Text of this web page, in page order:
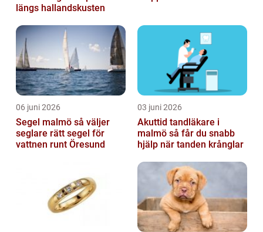
längs hallandskusten
06 juni 2026
Segel malmö så väljer
seglare rätt segel för
vattnen runt Öresund
03 juni 2026
Akuttid tandläkare i
malmö så får du snabb
hjälp när tanden krånglar